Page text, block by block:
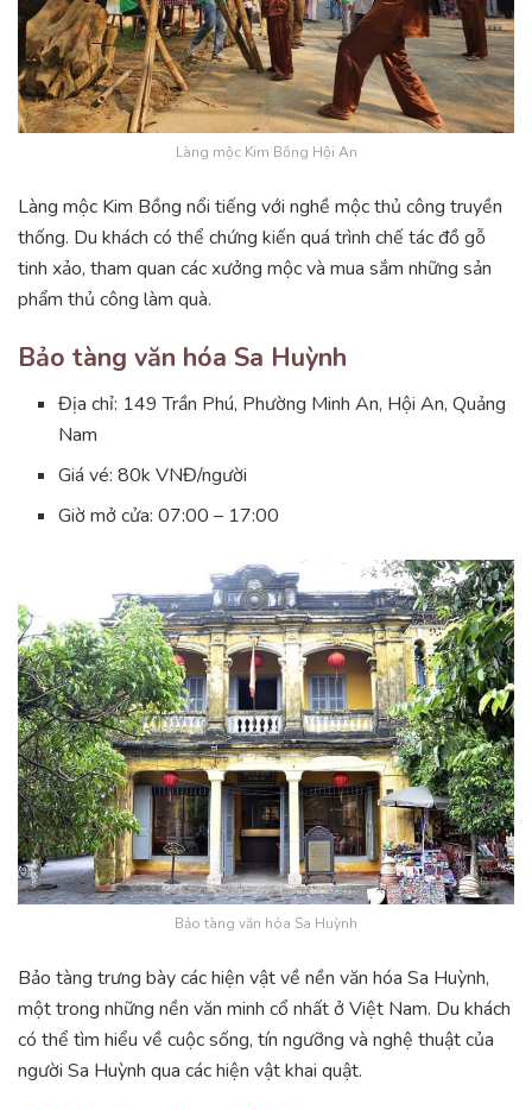
Làng mộc Kim Bồng Hội An
Làng mộc Kim Bồng nổi tiếng với nghề mộc thủ công truyền
thống. Du khách có thể chứng kiến quá trình chế tác đồ gỗ
tinh xảo, tham quan các xưởng mộc và mua sắm những sản
phẩm thủ công làm quà.
Bảo tàng văn hóa Sa Huỳnh
Địa chỉ: 149 Trần Phú, Phường Minh An, Hội An, Quảng
Nam
Giá vé: 80k VNĐ/người
Giờ mở cửa: 07:00 – 17:00
Bảo tàng văn hóa Sa Huỳnh
Bảo tàng trưng bày các hiện vật về nền văn hóa Sa Huỳnh,
một trong những nền văn minh cổ nhất ở Việt Nam. Du khách
có thể tìm hiểu về cuộc sống, tín ngưỡng và nghệ thuật của
người Sa Huỳnh qua các hiện vật khai quật.